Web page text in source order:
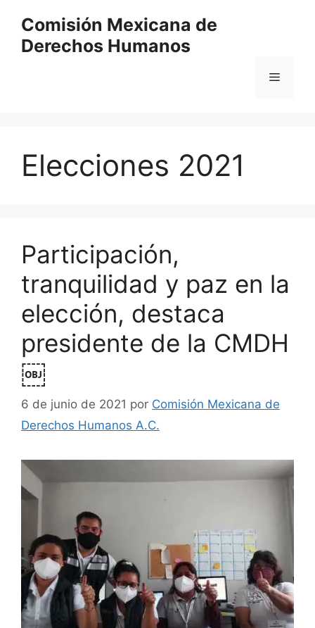
Comisión Mexicana de
Derechos Humanos
Elecciones 2021
Participación,
tranquilidad y paz en la
elección, destaca
presidente de la CMDH
￼
6 de junio de 2021 por Comisión Mexicana de
Derechos Humanos A.C.